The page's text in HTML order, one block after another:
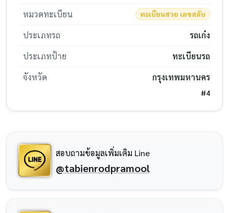
หมวดทะเบียน ทะเบียนสวย เลขสลับ
ประเภทรถ
รถเก๋ง
ประเภทป้าย
ทะเบียนรถ
จังหวัด
กรุงเทพมหานคร
#4
สอบถามข้อมูลเพิ่มเติม Line
@tabienrodpramool